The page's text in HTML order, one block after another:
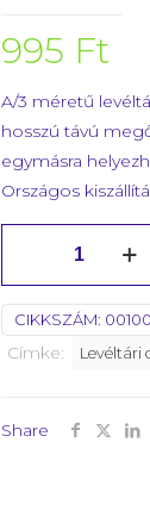
995 Ft
A/3 méretű
hosszú távú
egymásra
Országos
archiváló
A/3-
as
CIKKSZÁM:
Címke:
Levéltári
Share